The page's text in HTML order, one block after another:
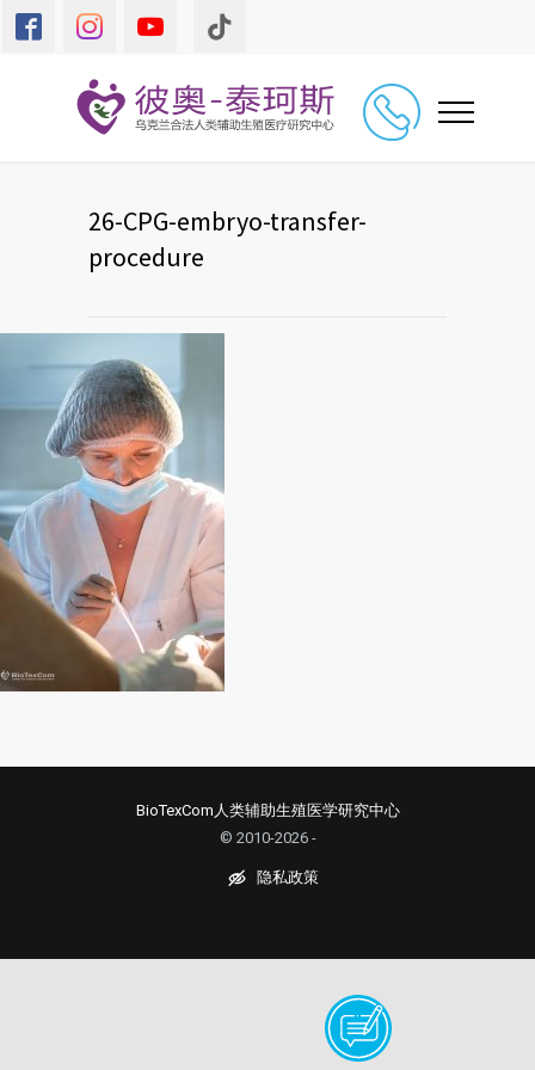
26-CPG-embryo-transfer-
procedure
© 2010-2026 -
BioTexCom人类辅助生殖医学研究中心
隐私政策